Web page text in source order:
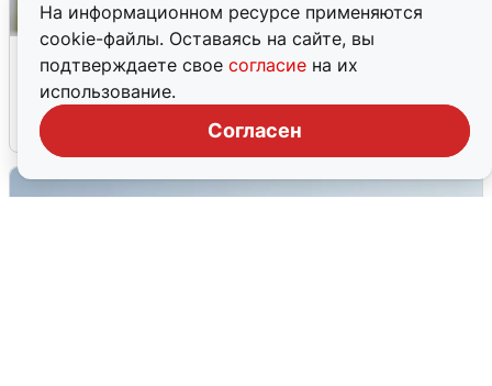
На информационном ресурсе применяются
cookie-файлы. Оставаясь на сайте, вы
подтверждаете свое согласие на их
использование.
Согласен
Волгоградцы остались без
мобильного интернета
6 августа